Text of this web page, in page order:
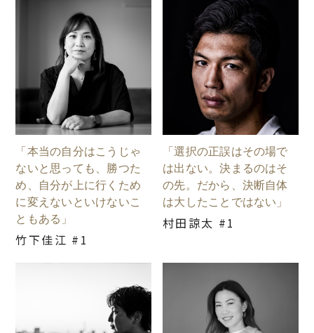
「本当の自分はこうじゃ
ないと思っても、勝つた
め、自分が上に行くため
に変えないといけないこ
ともある」
竹下佳江 #1
「選択の正誤はその場で
は出ない。決まるのはそ
の先。だから、決断自体
は大したことではない」
村田諒太 #1